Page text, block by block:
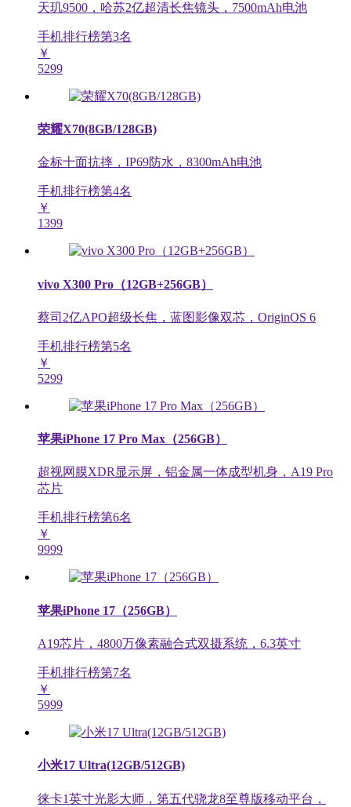
天玑9500，哈苏2亿超清长焦镜头，7500mAh电池
手机排行榜第3名
￥
5299
荣耀X70(8GB/128GB)
金标十面抗摔，IP69防水，8300mAh电池
手机排行榜第4名
￥
1399
vivo X300 Pro（12GB+256GB）
蔡司2亿APO超级长焦，蓝图影像双芯，OriginOS 6
手机排行榜第5名
￥
5299
苹果iPhone 17 Pro Max（256GB）
超视网膜XDR显示屏，铝金属一体成型机身，A19 Pro
芯片
手机排行榜第6名
￥
9999
苹果iPhone 17（256GB）
A19芯片，4800万像素融合式双摄系统，6.3英寸
手机排行榜第7名
￥
5999
小米17 Ultra(12GB/512GB)
徕卡1英寸光影大师，第五代骁龙8至尊版移动平台，